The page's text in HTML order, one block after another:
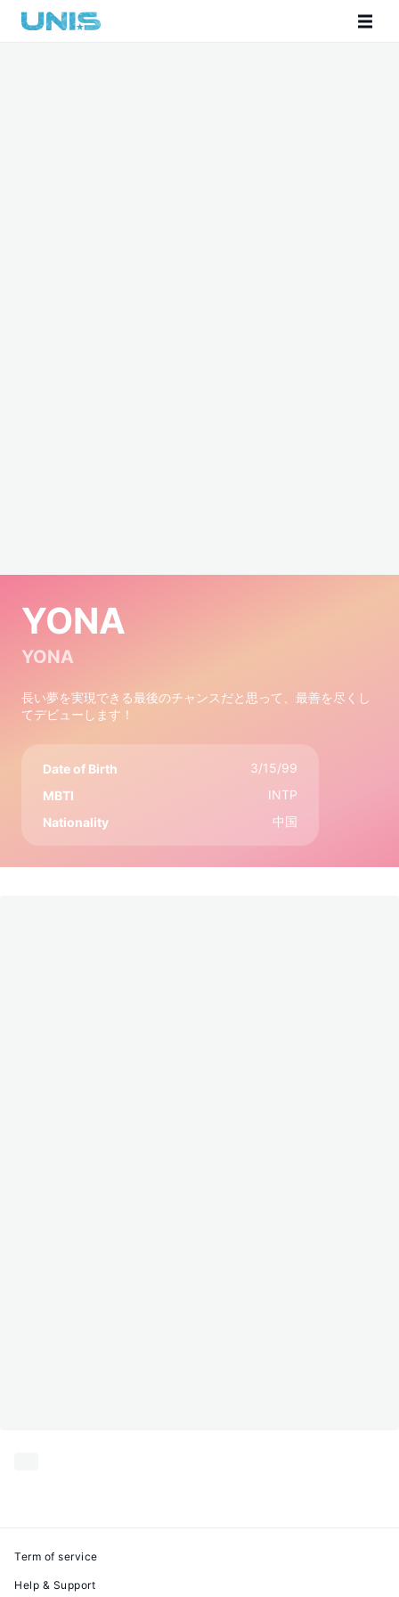
YONA
YONA
長い夢を実現できる最後のチャンスだと思って、最善を尽くし
てデビューします！
Date of Birth
3/15/99
MBTI
INTP
Nationality
中国
Term of service
Help & Support